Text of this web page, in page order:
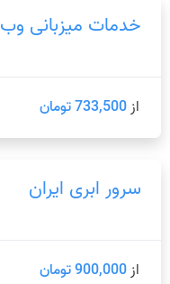
خدمات میزبانی وب
از733,500 تومان
سرور ابری ایران
از900,000 تومان